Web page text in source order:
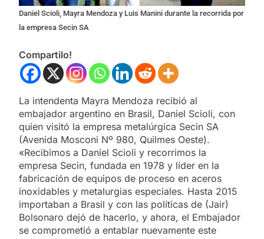
Daniel Scioli, Mayra Mendoza y Luis Manini durante la recorrida por
la empresa Secin SA
Compartilo!
La intendenta Mayra Mendoza recibió al
embajador argentino en Brasil, Daniel Scioli, con
quien visitó la empresa metalúrgica Secin SA
(Avenida Mosconi Nº 980, Quilmes Oeste).
«Recibimos a Daniel Scioli y recorrimos la
empresa Secin, fundada en 1978 y líder en la
fabricación de equipos de proceso en aceros
inoxidables y metalurgias especiales. Hasta 2015
importaban a Brasil y con las políticas de (Jair)
Bolsonaro dejó de hacerlo, y ahora, el Embajador
se comprometió a entablar nuevamente este